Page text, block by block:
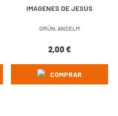
IMAGENES DE JESÚS
GRÜN, ANSELM
2,00€
COMPRAR